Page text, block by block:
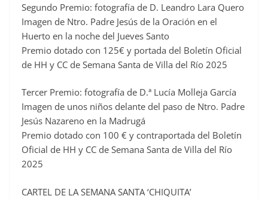
Segundo Premio: fotografía de D. Leandro Lara Quero
Imagen de Ntro. Padre Jesús de la Oración en el
Huerto en la noche del Jueves Santo
Premio dotado con 125€ y portada del Boletín Oficial
de HH y CC de Semana Santa de Villa del Río 2025
Tercer Premio: fotografía de D.ª Lucía Molleja García
Imagen de unos niños delante del paso de Ntro. Padre
Jesús Nazareno en la Madrugá
Premio dotado con 100 € y contraportada del Boletín
Oficial de HH y CC de Semana Santa de Villa del Río
2025
CARTEL DE LA SEMANA SANTA ‘CHIQUITA’